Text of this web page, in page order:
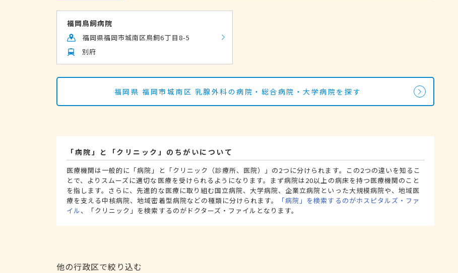
福岡鳥飼病院
福岡県福岡市城南区鳥飼6丁目8-5
別府
福岡県 福岡市城南区 乳腺外科の病院・総合病院・大学病院を探す
「病院」と「クリニック」のちがいについて
医療機関は一般的に「病院」と「クリニック（診療所、医院）」の2つに分けられます。この2つの違いを知るこ
とで、よりスムーズに適切な医療を受けられるようになります。まず病院は20以上の病床を持つ医療機関のこと
を指します。さらに、先進的な医療に取り組む国立病院、大学病院、企業立病院といった大規模病院や、地域医
療を支える中核病院、地域密着型病院などの種類に分けられます。
「病院」を検索するのがホスピタルズ・ファ
イル、「クリニック」を検索するのがドクターズ・ファイルとなります。
他の行政区で絞り込む